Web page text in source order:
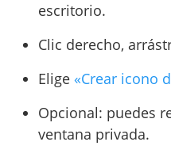
escritorio.
Clic derecho,
Elige «Crear icono
Opcional: puedes
ventana privada.